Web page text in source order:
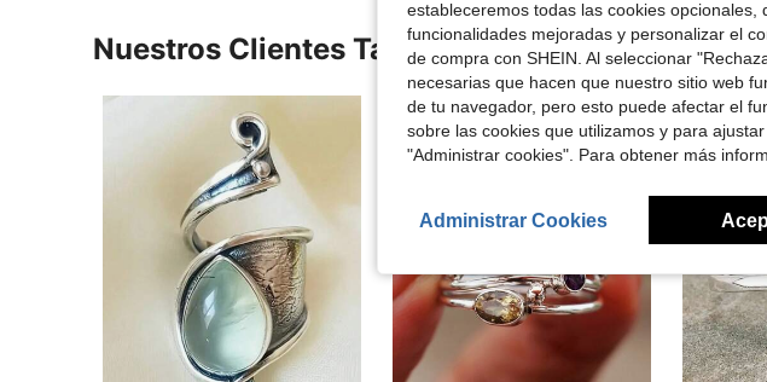
Nuestros Clientes También Vieron
estableceremos todas las cookies
funcionalidades mejoradas y personalizar el
de compra con SHEIN. Al seleccionar
necesarias que hacen que nuestro sitio web
de tu navegador, pero esto puede afectar el
sobre las cookies que utilizamos y para
"Administrar cookies". Para obtener más
Administrar Cookies